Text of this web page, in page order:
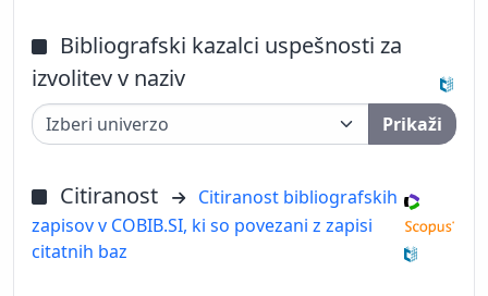
Bibliografski kazalci uspešnosti za
izvolitev v naziv
Prikaži
Citiranost
Citiranost bibliografskih
zapisov v COBIB.SI, ki so povezani z zapisi
citatnih baz